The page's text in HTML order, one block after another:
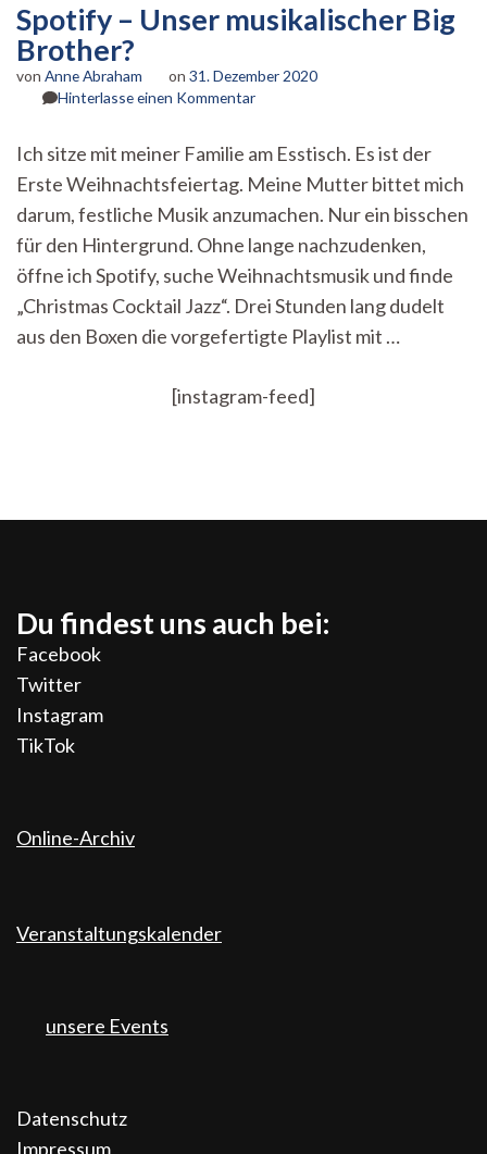
Spotify – Unser musikalischer Big
Brother?
von Anne Abraham on 31. Dezember 2020
Hinterlasse einen Kommentarzu
Unser
musikalischer
Brother?
Ich sitze mit meiner Familie am Esstisch. Es ist der
Erste Weihnachtsfeiertag. Meine Mutter bittet mich
darum, festliche Musik anzumachen. Nur ein bisschen
für den Hintergrund. Ohne lange nachzudenken,
öffne ich Spotify, suche Weihnachtsmusik und finde
„Christmas Cocktail Jazz“. Drei Stunden lang dudelt
aus den Boxen die vorgefertigte Playlist mit …
[instagram-feed]
Du findest uns auch bei:
Facebook
Twitter
Instagram
TikTok
Online-Archiv
Veranstaltungskalender
unsere Events
Datenschutz
Impressum